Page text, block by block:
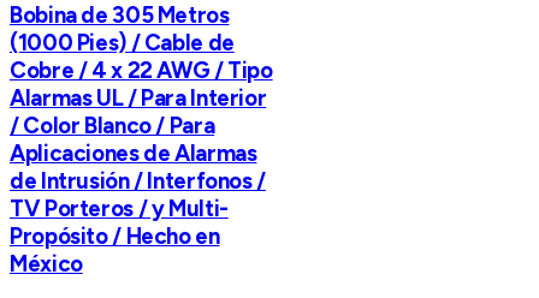
Bobina de 305 Metros
(1000 Pies) / Cable de
Cobre / 4 x 22 AWG / Tipo
Alarmas UL / Para Interior
/ Color Blanco / Para
Aplicaciones de Alarmas
de Intrusión / Interfonos /
TV Porteros / y Multi-
Propósito / Hecho en
México